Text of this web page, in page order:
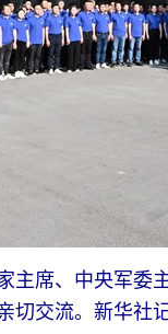
主席、中央军委
切交流。新华社